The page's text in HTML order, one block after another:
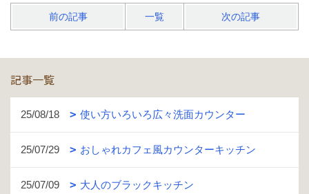
前の記事 一覧 次の記事
記事一覧
25/08/18 使い方いろいろ広々洗面カウンター
25/07/29 おしゃれカフェ風カウンターキッチン
25/07/09 大人のブラックキッチン